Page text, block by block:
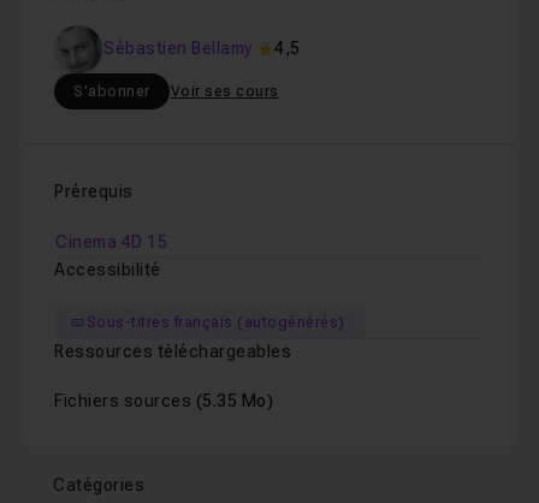
Leçon 1
Sébastien Bellamy 4,5
S'abonner Voir ses cours
Prérequis
Cinema 4D 15
Accessibilité
Sous-titres français (autogénérés)
Ressources téléchargeables
Fichiers sources (5.35 Mo)
Catégories